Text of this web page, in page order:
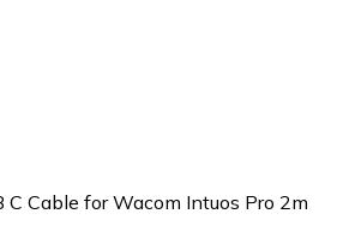
C Cable for Wacom Intuos Pro 2m